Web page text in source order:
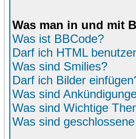
Was man in und mit
Was ist BBCode?
Darf ich HTML
Was sind Smilies?
Darf ich Bilder
Was sind
Was sind Wichtige
Was sind